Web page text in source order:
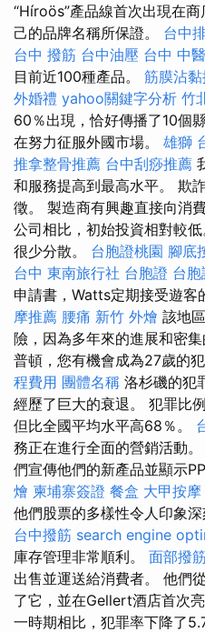
“Híroös”產品線首次出現在
己的品牌名稱所保證。 台中
台中 撥筋 台中油壓 台中 中
目前近100種產品。 筋膜沾
外婚禮 yahoo關鍵字分析 竹
60％出現，恰好傳播了10個
在努力征服外國市場。 雄獅
推拿整骨推薦 台中刮痧推薦
和服務提高到最高水平。 欺
徵。 製造商有興趣直接向消
公司相比，初始投資相對較
很少分散。 台胞證桃園 腳底
台中 東南旅行社 台胞證 台胞
申請書，Watts定期接受遊客
摩推薦 腰痛 新竹 外燴 該地
險，因為多年來的進展和密集
普頓，您有機會成為27歲的犯
程費用 團體名稱 洛杉磯的犯
經歷了巨大的衰退。 犯罪比
但比全國平均水平高68％。
務正在進行全面的營銷活動。
們宣傳他們的新產品並顯示
燴 柬埔寨簽證 餐盒 大甲按摩
他們股票的多樣性令人印象深
台中撥筋 search engine
庫存管理非常順利。 面部撥
出售並運送給消費者。 他們
了它，並在Gellert酒店首次
一時期相比，犯罪率下降了